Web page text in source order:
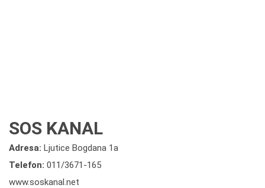
SOS KANAL
Adresa: Ljutice Bogdana 1a
Telefon: 011/3671-165
www.soskanal.net